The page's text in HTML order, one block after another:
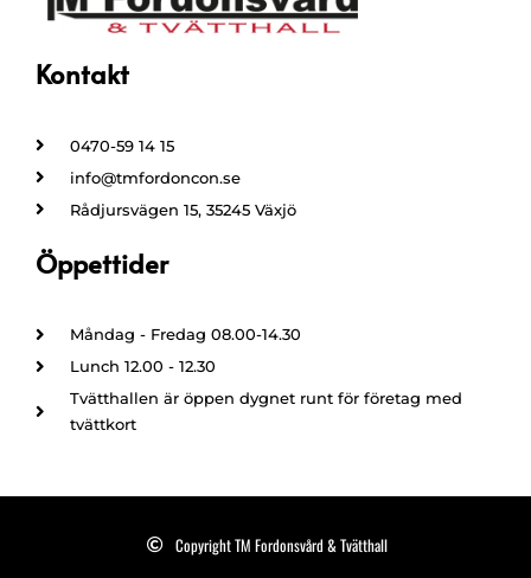
Kontakt
0470-59 14 15
info@tmfordoncon.se
Rådjursvägen 15, 35245 Växjö
Öppettider
Måndag - Fredag 08.00-14.30
Lunch 12.00 - 12.30
Tvätthallen är öppen dygnet runt för företag med
tvättkort
Copyright TM Fordonsvård & Tvätthall